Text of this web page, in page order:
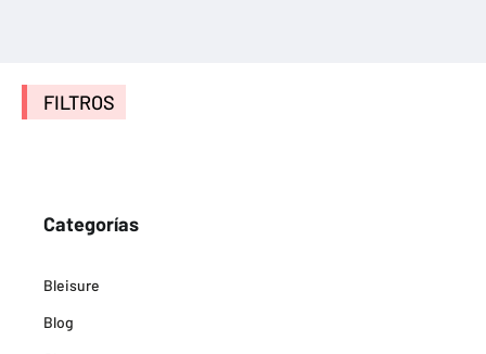
FILTROS
Categorías
Bleisure
Blog